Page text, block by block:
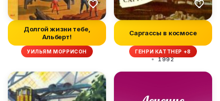
Долгой жизни тебе,
Альберт!
УИЛЬЯМ МОРРИСОН
Саргассы в космосе
ГЕНРИ КАТТНЕР +8
1992